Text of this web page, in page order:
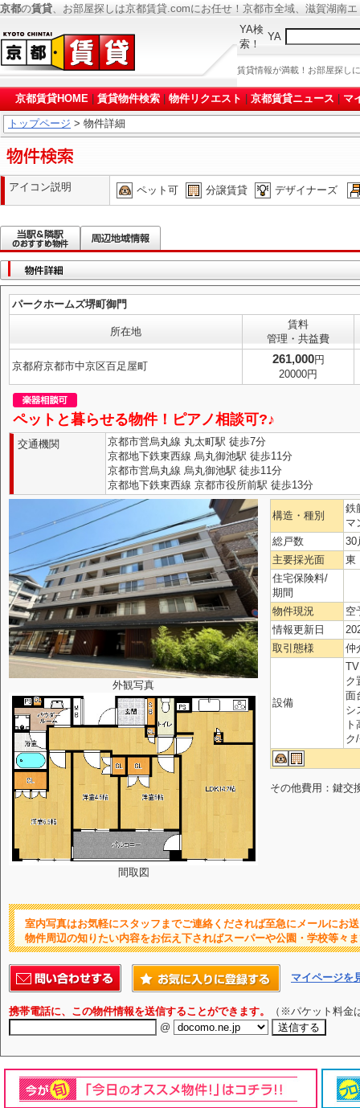
京都の賃貸、お部屋探しは京都賃貸.comにお任せ！京都市全域、滋賀湖南
YA検
索！
YA
賃貸情報が満載！お部屋探し
京都賃貸HOME 賃貸物件検索 物件リクエスト 京都賃貸ニュース マ
トップページ > 物件詳細
アイコン説明 ペット可 分譲賃貸 デザイナーズ
パークホームズ堺町御門
所在地
賃料
管理・共益費
京都府京都市中京区百足屋町
261,000円
20000円
ペットと暮らせる物件！ピアノ相談可?♪
交通機関
京都市営烏丸線 丸太町駅 徒歩7分
京都地下鉄東西線 烏丸御池駅 徒歩11分
京都市営烏丸線 烏丸御池駅 徒歩11分
京都地下鉄東西線 京都市役所前駅 徒歩13分
外観写真
間取図
構造・種別
鉄
マ
総戸数
30
主要採光面
東
住宅保険料/
期間
物件現況
空
情報更新日
取引態様
仲
設備
ク
面
シ
ク
その他費用：鍵交
室内写真はお気軽にスタッフまでご連絡くだされば至急にメールにお
物件周辺の知りたい内容をお伝え下さればスーパーや公園・学校等々
マイページを
携帯電話に、この物件情報を送信することができます。
（※パケット料金
@